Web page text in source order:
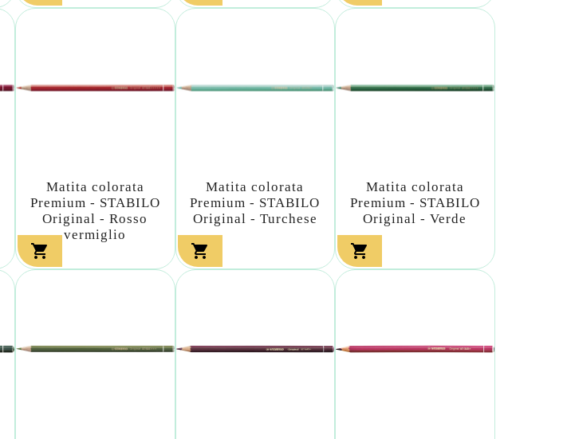
Matita colorata
Premium - STABILO
Original - Rosso
vermiglio

Matita colorata
Premium - STABILO
Original - Turchese

Matita colorata
Premium - STABILO
Original - Verde
